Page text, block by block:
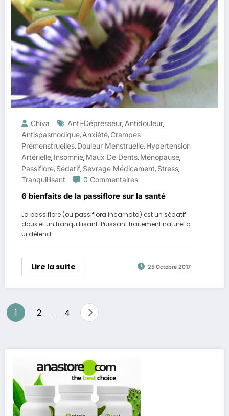
Chiva Anti-Dépresseur, Antidouleur,
Antispasmodique, Anxiété, Crampes
Prémenstruelles, Douleur Menstruelle, Hypertension
Artérielle, Insomnie, Maux De Dents, Ménopause,
Passiflore, Sédatif, Sevrage Médicament, Stress,
Tranquillisant
0 Commentaires
6 bienfaits de la passiflore sur la santé
La passiflore (ou passiflora incarnata) est un sédatif
doux et un tranquillisant. Puissant traitement naturel q
ui détend…
Lire la suite 25 Octobre 2017
Pagination
1 2 4